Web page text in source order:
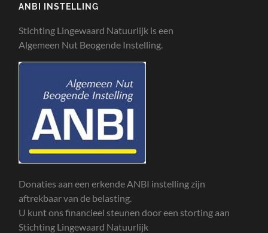
ANBI INSTELLING
Stichting Lingewaard Natuurlijk is een
Algemeen Nut Beogende Instelling.
Donaties aan een erkende ANBI instelling zijn
aftrekbaar van de belasting.
U kunt ons financieel steunen door een storting aan
Stichting Lingewaard Natuurlijk